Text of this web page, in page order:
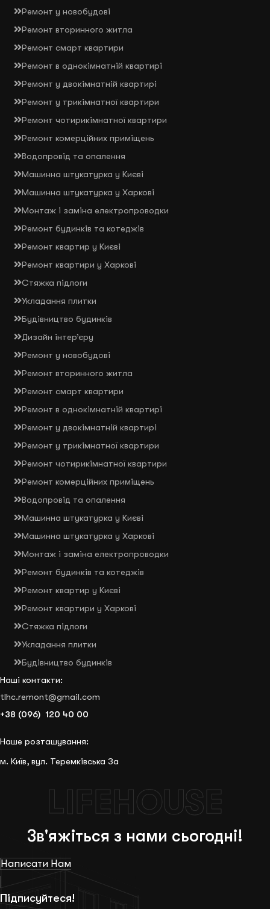
Ремонт у новобудові
Ремонт вторинного житла
Ремонт смарт квартири
Ремонт в однокімнатній квартирі
Ремонт у двокімнатній квартирі
Ремонт у трикімнатної квартири
Ремонт чотирикімнатної квартири
Ремонт комерційних приміщень
Водопровід та опалення
Машинна штукатурка у Києві
Машинна штукатурка у Харкові
Монтаж і заміна електропроводки
Ремонт будинків та котеджів
Ремонт квартир у Києві
Ремонт квартири у Харкові
Стяжка підлоги
Укладання плитки
Будівництво будинків
Дизайн інтер’єру
Ремонт у новобудові
Ремонт вторинного житла
Ремонт смарт квартири
Ремонт в однокімнатній квартирі
Ремонт у двокімнатній квартирі
Ремонт у трикімнатної квартири
Ремонт чотирикімнатної квартири
Ремонт комерційних приміщень
Водопровід та опалення
Машинна штукатурка у Києві
Машинна штукатурка у Харкові
Монтаж і заміна електропроводки
Ремонт будинків та котеджів
Ремонт квартир у Києві
Ремонт квартири у Харкові
Стяжка підлоги
Укладання плитки
Будівництво будинків
Наші контакти:
tlhc.remont@gmail.com
+38 (096) 120 40 00
Наше розташування:
м. Київ, вул. Теремківська 3а
LIFEHOUSE
Зв'яжіться з нами сьогодні!
Написати Нам
Підписуйтеся!